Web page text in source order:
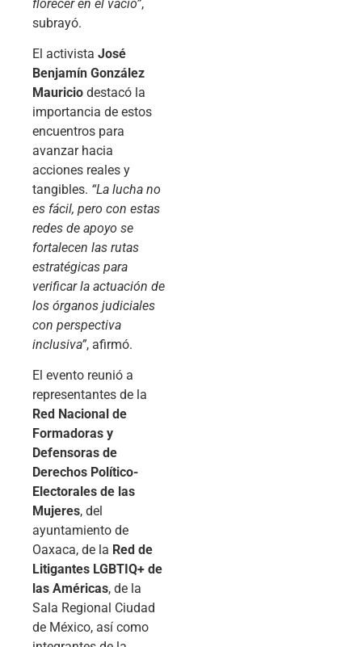
florecer en el vacío”,
subrayó.
El activista José
Benjamín González
Mauricio destacó la
importancia de estos
encuentros para
avanzar hacia
acciones reales y
tangibles. “La lucha no
es fácil, pero con estas
redes de apoyo se
fortalecen las rutas
estratégicas para
verificar la actuación de
los órganos judiciales
con perspectiva
inclusiva”, afirmó.
El evento reunió a
representantes de la
Red Nacional de
Formadoras y
Defensoras de
Derechos Político-
Electorales de las
Mujeres, del
ayuntamiento de
Oaxaca, de la Red de
Litigantes LGBTIQ+ de
las Américas, de la
Sala Regional Ciudad
de México, así como